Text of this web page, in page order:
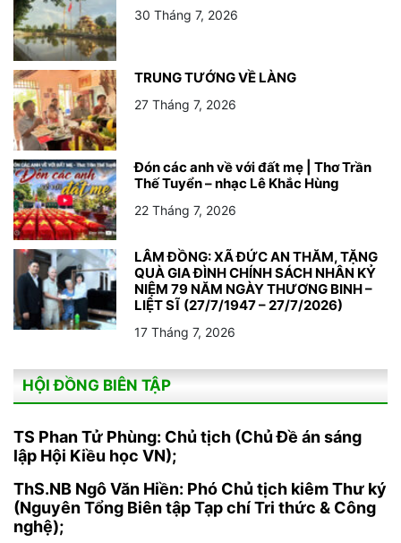
30 Tháng 7, 2026
TRUNG TƯỚNG VỀ LÀNG
27 Tháng 7, 2026
Đón các anh về với đất mẹ | Thơ Trần
Thế Tuyển – nhạc Lê Khắc Hùng
22 Tháng 7, 2026
LÂM ĐỒNG: XÃ ĐỨC AN THĂM, TẶNG
QUÀ GIA ĐÌNH CHÍNH SÁCH NHÂN KỶ
NIỆM 79 NĂM NGÀY THƯƠNG BINH –
LIỆT SĨ (27/7/1947 – 27/7/2026)
17 Tháng 7, 2026
HỘI ĐỒNG BIÊN TẬP
TS Phan Tử Phùng: Chủ tịch (Chủ Đề án sáng
lập Hội Kiều học VN);
ThS.NB Ngô Văn Hiền: Phó Chủ tịch kiêm Thư ký
(Nguyên Tổng Biên tập Tạp chí Tri thức & Công
nghệ);